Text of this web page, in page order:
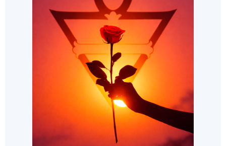
Bosque
Rosacruz-
natureza e
silêncio
Um santuário de paz e serenidade, onde a natureza e o
ser se encontram para proporcionar momentos de
profunda reflexão e contemplação interior.